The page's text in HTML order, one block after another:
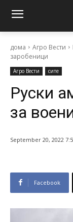
дома Агро Вести
заробеници
Агро Вести сите
Руски
за
September 20, 2022
Facebook